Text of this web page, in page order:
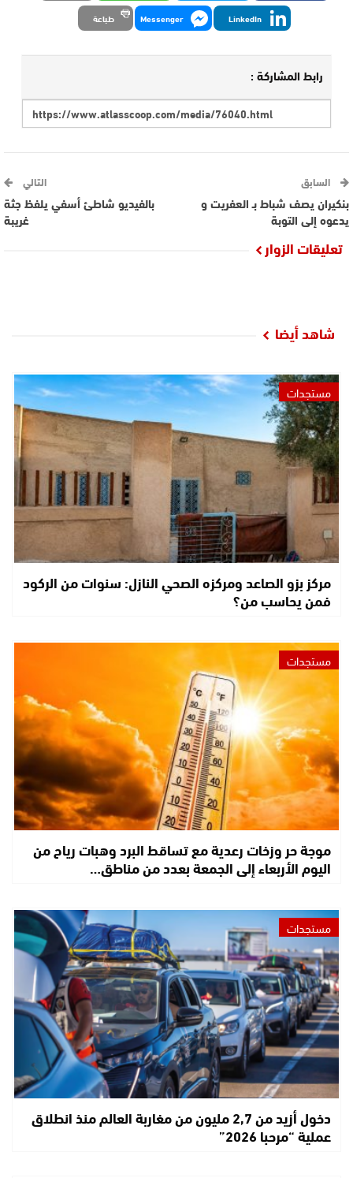
LinkedIn
Messenger طباعة
رابط المشاركة :
السابق
بنكيران يصف شباط بـ العفريت و
يدعوه إلى التوبة
التالي
بالفيديو شاطئ أسفي يلفظ جثة
غريبة
تعليقات الزوار
شاهد أيضا
مستجدات
مركز بزو الصاعد ومركزه الصحي النازل: سنوات من الركود
فمن يحاسب من؟
مستجدات
موجة حر وزخات رعدية مع تساقط البرد وهبات رياح من
اليوم الأربعاء إلى الجمعة بعدد من مناطق…
مستجدات
دخول أزيد من 2,7 مليون من مغاربة العالم منذ انطلاق
عملية “مرحبا 2026”